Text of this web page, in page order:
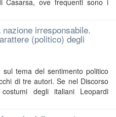
Casarsa, ove frequenti sono i
irresponsabile.
(politico) degli
tema del sentimento politico
di tre autori. Se nel Discorso
degli italiani Leopardi